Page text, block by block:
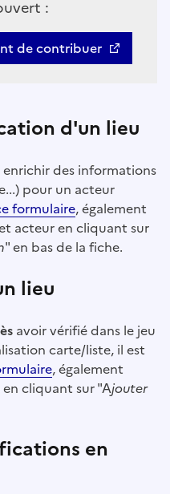
:
de contribuer
d'un lieu
des informations
pour un acteur
formulaire, également
acteur en cliquant sur
" en bas de la fiche.
lieu
avoir vérifié dans le jeu
carte/liste, il est
, également
cliquant sur "Ajouter
en